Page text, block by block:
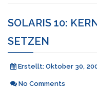
SOLARIS 10:
SETZEN
Erstellt: Oktober 30,
No Comments